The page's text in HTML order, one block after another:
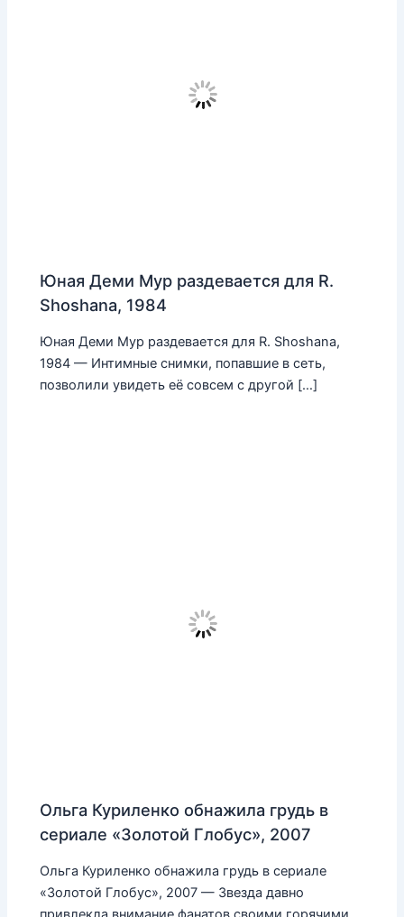
Юная Деми Мур раздевается для R.
Shoshana, 1984
Юная Деми Мур раздевается для R. Shoshana,
1984 — Интимные снимки, попавшие в сеть,
позволили увидеть её совсем с другой […]
Ольга Куриленко обнажила грудь в
сериале «Золотой Глобус», 2007
Ольга Куриленко обнажила грудь в сериале
«Золотой Глобус», 2007 — Звезда давно